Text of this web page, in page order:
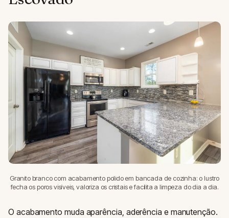
Granito branco com acabamento polido em bancada de cozinha: o lustro
fecha os poros visíveis, valoriza os cristais e facilita a limpeza do dia a dia.
O acabamento muda aparência, aderência e manutenção.